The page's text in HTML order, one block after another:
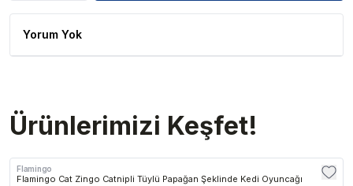
Yorum Yok
Ürünlerimizi Keşfet!
Flamingo
Flamingo Cat Zingo Catnipli Tüylü Papağan Şeklinde Kedi Oyuncağı